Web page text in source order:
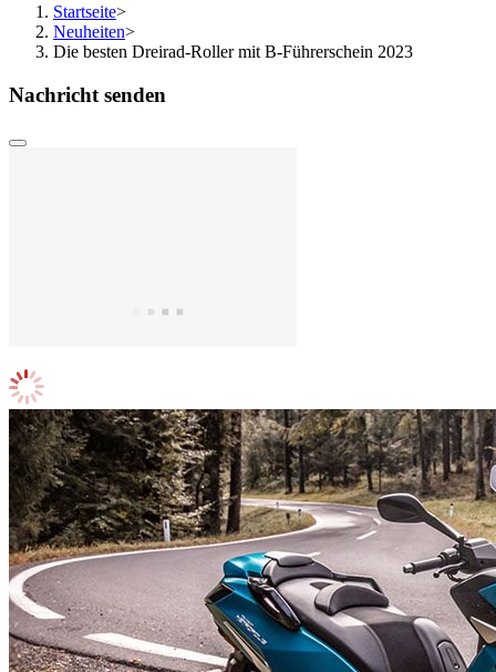
Startseite>
Neuheiten>
Die besten Dreirad-Roller mit B-Führerschein 2023
Nachricht senden